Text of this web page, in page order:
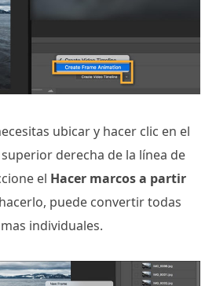
ubicar y hacer clic en el
derecha de la línea de
el Hacer marcos a partir
puede convertir todas
individuales.